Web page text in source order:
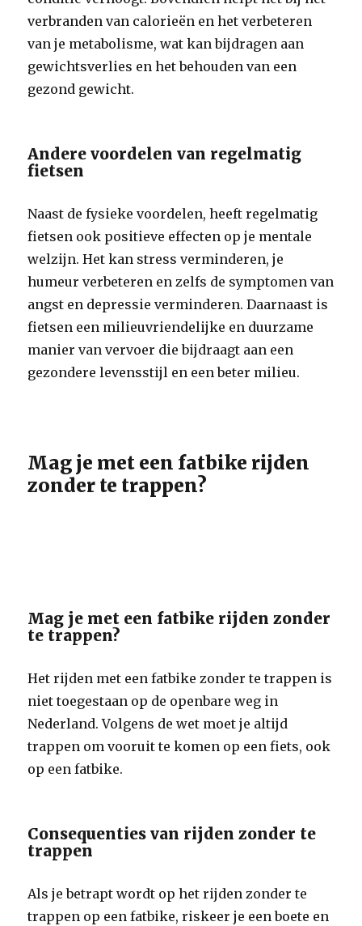
verbranden van calorieën en het verbeteren
van je metabolisme, wat kan bijdragen aan
gewichtsverlies en het behouden van een
gezond gewicht.
Andere voordelen van regelmatig
fietsen
Naast de fysieke voordelen, heeft regelmatig
fietsen ook positieve effecten op je mentale
welzijn. Het kan stress verminderen, je
humeur verbeteren en zelfs de symptomen van
angst en depressie verminderen. Daarnaast is
fietsen een milieuvriendelijke en duurzame
manier van vervoer die bijdraagt aan een
gezondere levensstijl en een beter milieu.
Mag je met een fatbike rijden
zonder te trappen?
Mag je met een fatbike rijden zonder
te trappen?
Het rijden met een fatbike zonder te trappen is
niet toegestaan op de openbare weg in
Nederland. Volgens de wet moet je altijd
trappen om vooruit te komen op een fiets, ook
op een fatbike.
Consequenties van rijden zonder te
trappen
Als je betrapt wordt op het rijden zonder te
trappen op een fatbike, riskeer je een boete en